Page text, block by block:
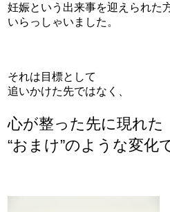
妊娠という出来事を迎えられた
いらっしゃいました。
それは目標として
追いかけた先ではなく、
心が整った先に現れた
“おまけ”のような変化